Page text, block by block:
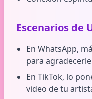
Escenarios de
En WhatsApp,
para
En TikTok, lo
video de tu